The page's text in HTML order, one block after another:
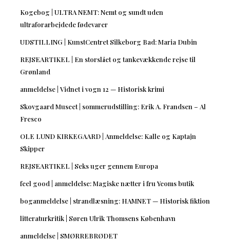
Kogebog | ULTRA NEMT: Nemt og sundt uden
ultraforarbejdede fødevarer
UDSTILLING | KunstCentret Silkeborg Bad: Maria Dubin
REJSEARTIKEL | En storslået og tankevækkende rejse til
Grønland
anmeldelse | Vidnet i vogn 12 — Historisk krimi
Skovgaard Museet | sommerudstilling: Erik A. Frandsen – Al
Fresco
OLE LUND KIRKEGAARD | Anmeldelse: Kalle og Kaptajn
Skipper
REJSEARTIKEL | Seks uger gennem Europa
feel good | anmeldelse: Magiske nætter i fru Yeoms butik
boganmeldelse | strandlæsning: HAMNET — Historisk fiktion
litteraturkritik | Søren Ulrik Thomsens København
anmeldelse | SMØRREBRØDET